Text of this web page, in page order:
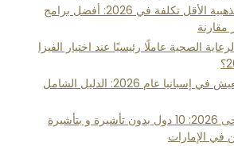
الدول ذات الإقامة الذهبية الأقل تكلفة في 2026: أفضل برامج
مقارنة
الصحية عاملًا رئيسيًا عند اختيار الفيزا
إيجابيات وسلبيات العيش في إسبانيا عام 2026: الدليل الشامل
السفر في عيد الأضحى 2026: 10 دول بدون تأشيرة و بتأشيرة
في الإمارات